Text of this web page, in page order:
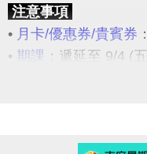
注意事項
• 月卡/優惠券/貴賓券
• 期課 ：遞延至 9/4 (
：退費金額可
使用，或辦理退費。